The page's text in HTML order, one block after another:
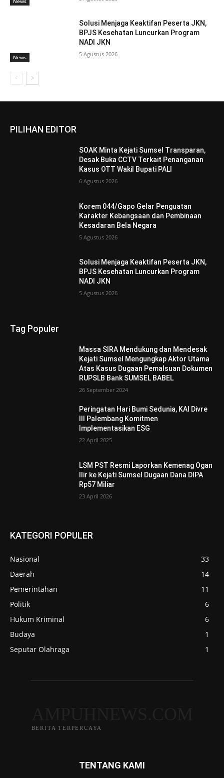
News
Solusi Menjaga Keaktifan Peserta JKN,
BPJS Kesehatan Luncurkan Program
NADI JKN
5 Agustus 2026
PILIHAN EDITOR
SOAK Minta Kejati Sumsel Transparan,
Desak Buka CCTV Terkait Penanganan
Kasus OTT Wakil Bupati PALI
6 Agustus 2026
Korem 044/Gapo Gelar Penguatan
Karakter Kebangsaan dan Pembinaan
Kesadaran Bela Negara
5 Agustus 2026
Solusi Menjaga Keaktifan Peserta JKN,
BPJS Kesehatan Luncurkan Program
NADI JKN
5 Agustus 2026
Tag Populer
Massa SIRA Mendukung dan Mendesak
Kejati Sumsel Mengungkap Aktor Utama
Atas Kasus Dugaan Pemalsuan Dokumen
RUPSLB Bank SUMSEL BABEL
26 September 2024
Peringatan Hari Bumi Sedunia, KAI Divre
III Palembang Komitmen
Implementasikan ESG
22 April 2025
LSM PST Resmi Laporkan Kemenag Ogan
Ilir ke Kejati Sumsel Dugaan Dana DIPA
Rp57 Miliar
23 April 2026
KATEGORI POPULER
Nasional
33
Daerah
14
Pemerintahan
11
Politik
6
Hukum Kriminal
6
Budaya
1
Seputar Olahraga
1
BERITA TERPERCAYA
TENTANG KAMI